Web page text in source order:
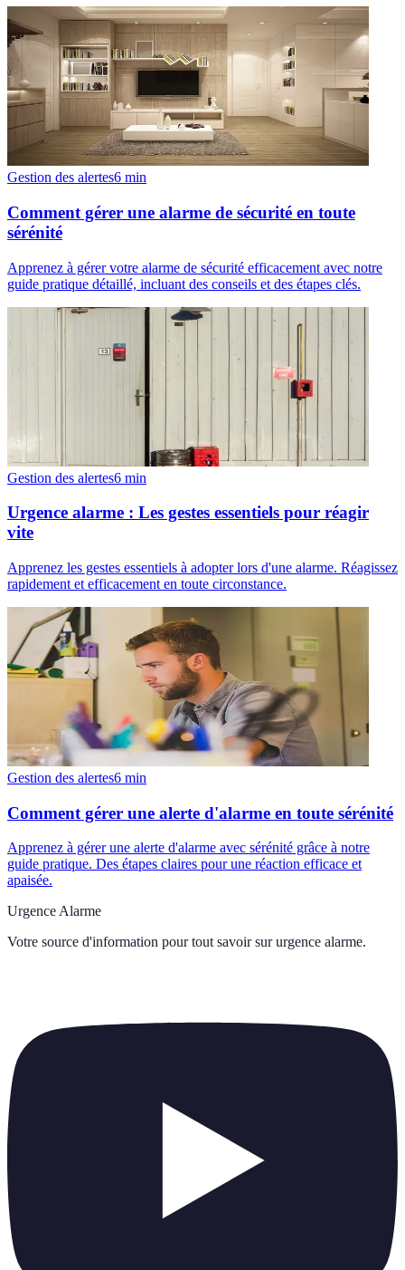
Gestion des alertes6 min
Comment gérer une alarme de sécurité en toute
sérénité
Apprenez à gérer votre alarme de sécurité efficacement avec notre
guide pratique détaillé, incluant des conseils et des étapes clés.
Gestion des alertes6 min
Urgence alarme : Les gestes essentiels pour réagir
vite
Apprenez les gestes essentiels à adopter lors d'une alarme. Réagissez
rapidement et efficacement en toute circonstance.
Gestion des alertes6 min
Comment gérer une alerte d'alarme en toute sérénité
Apprenez à gérer une alerte d'alarme avec sérénité grâce à notre
guide pratique. Des étapes claires pour une réaction efficace et
apaisée.
Urgence Alarme
Votre source d'information pour tout savoir sur urgence alarme.